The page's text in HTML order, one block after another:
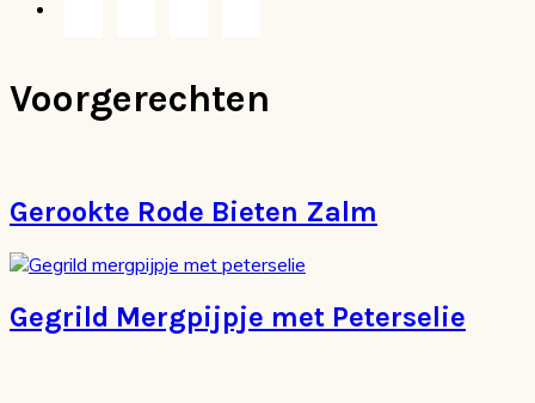
Social
Icons
Voorgerechten
Gerookte Rode Bieten Zalm
Gegrild Mergpijpje met Peterselie